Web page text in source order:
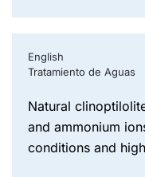
English
Tratamiento de Aguas
natural clinoptilolite as an exchanger of nickel
and ammonium
conditions and